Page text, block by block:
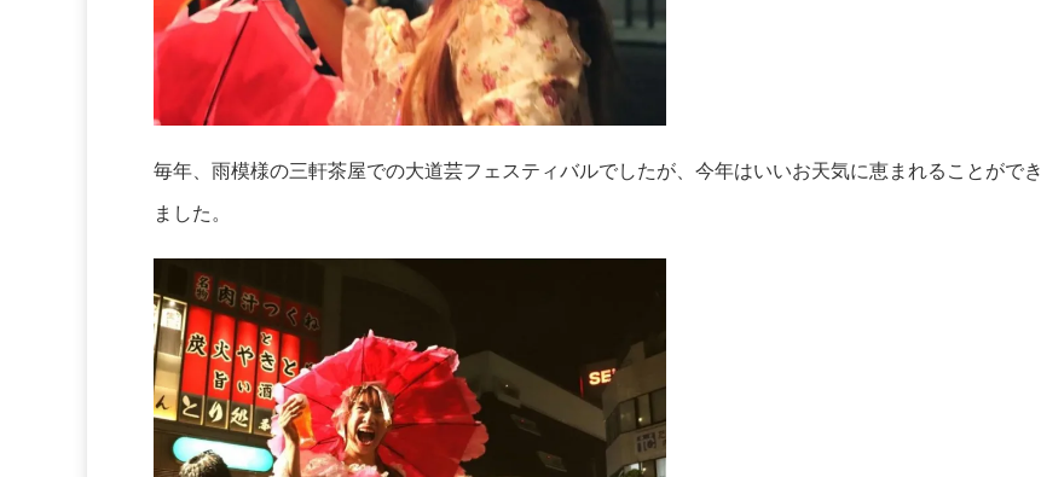
毎年、雨模様の三軒茶屋での大道芸フェスティバルでしたが、今年はいいお天気に恵まれることができ
ました。